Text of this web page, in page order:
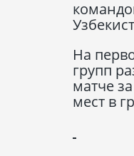
На
групп
матче
мест в